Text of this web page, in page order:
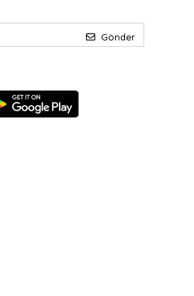
Gönder